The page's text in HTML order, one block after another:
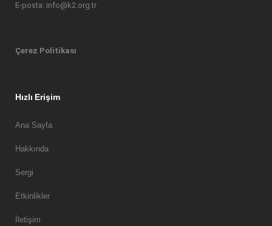
E-posta: info@k2.org.tr
Çerez Politikası
Hızlı Erişim
Ana Sayfa
Hakkında
Sergi
Etkinlikler
İletişim